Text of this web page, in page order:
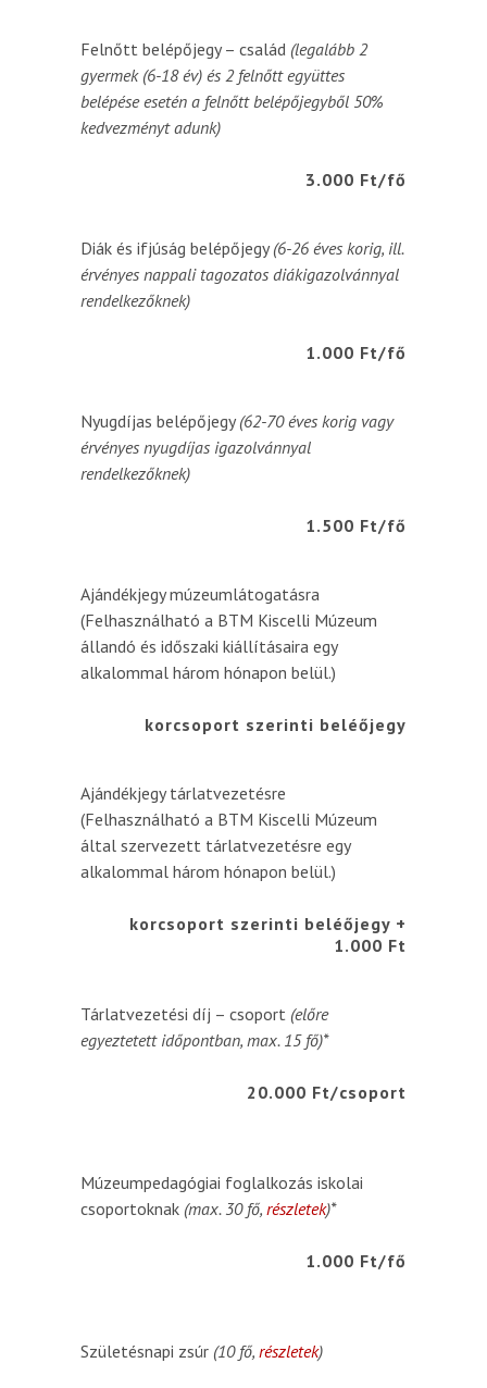
Felnőtt belépőjegy – család (legalább 2
gyermek (6-18 év) és 2 felnőtt együttes
belépése esetén a felnőtt belépőjegyből 50%
kedvezményt adunk)
3.000 Ft/fő
Diák és ifjúság belépőjegy(6-26 éves korig, ill.
érvényes nappali tagozatos diákigazolvánnyal
rendelkezőknek)
1.000 Ft/fő
Nyugdíjas belépőjegy(62-70 éves korig vagy
érvényes nyugdíjas igazolvánnyal
rendelkezőknek)
1.500 Ft/fő
Ajándékjegy múzeumlátogatásra
(Felhasználható a BTM Kiscelli Múzeum
állandó és időszaki kiállításaira egy
alkalommal három hónapon belül.)
korcsoport szerinti beléőjegy
Ajándékjegy tárlatvezetésre
(Felhasználható a BTM Kiscelli Múzeum
által szervezett tárlatvezetésre egy
alkalommal három hónapon belül.)
korcsoport szerinti beléőjegy +
1.000 Ft
Tárlatvezetési díj – csoport (előre
egyeztetett időpontban, max. 15 fő)*
20.000 Ft/csoport
Múzeumpedagógiai foglalkozás iskolai
csoportoknak (max. 30 fő, részletek)*
1.000 Ft/fő
Születésnapi zsúr (10 fő, részletek)